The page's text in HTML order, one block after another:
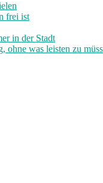
frei ist
in der Stadt
ohne was leisten zu